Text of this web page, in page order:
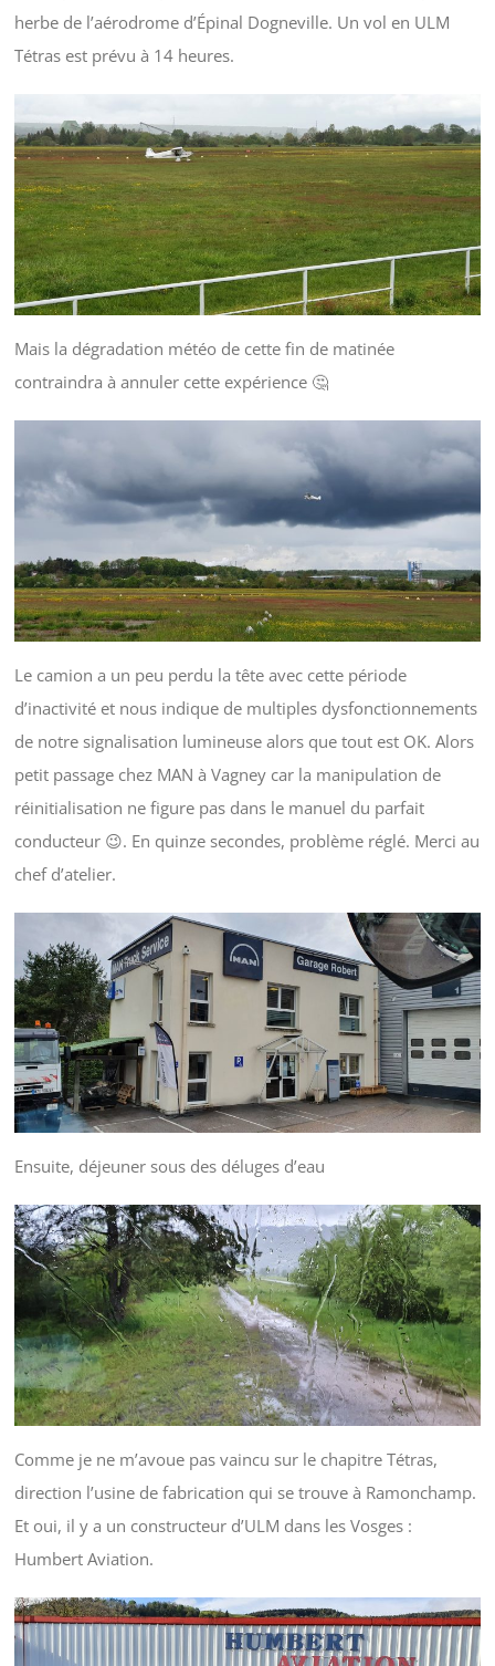
herbe de l’aérodrome d’Épinal Dogneville. Un vol en ULM
Tétras est prévu à 14 heures.
Mais la dégradation météo de cette fin de matinée
contraindra à annuler cette expérience 🤔
Le camion a un peu perdu la tête avec cette période
d’inactivité et nous indique de multiples dysfonctionnements
de notre signalisation lumineuse alors que tout est OK. Alors
petit passage chez MAN à Vagney car la manipulation de
réinitialisation ne figure pas dans le manuel du parfait
conducteur 😉. En quinze secondes, problème réglé. Merci au
chef d’atelier.
Ensuite, déjeuner sous des déluges d’eau
Comme je ne m’avoue pas vaincu sur le chapitre Tétras,
direction l’usine de fabrication qui se trouve à Ramonchamp.
Et oui, il y a un constructeur d’ULM dans les Vosges :
Humbert Aviation.